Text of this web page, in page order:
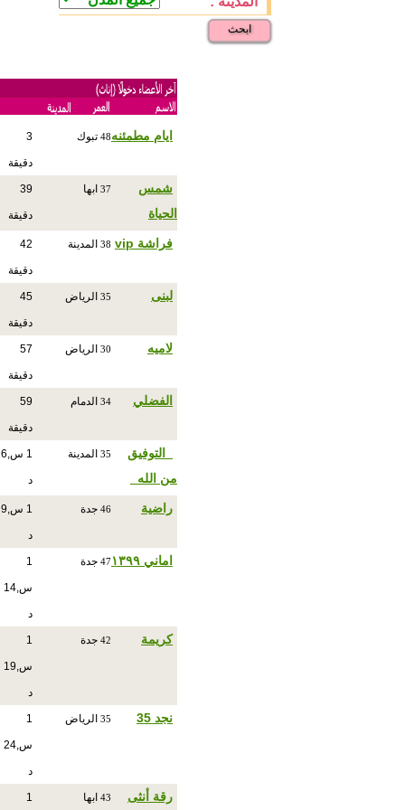
ابحث
ايام مطمئنه48 تبوك 3
دقيقة
شمس
الحياة
37 ابها 39
دقيقة
فراشة vip 38 المدينة 42
دقيقة
لبنى 35 الرياض 45
دقيقة
لاميه 30 الرياض 57
دقيقة
الفضلي 34 الدمام 59
دقيقة
_التوفيق
من الله_
35 المدينة 1 س,6
د
راضية 46 جدة 1 س,9
د
اماني ١٣٩٩ 47 جدة 1
س,14
د
كريمة 42 جدة 1
س,19
د
نجد 35 35 الرياض 1
س,24
د
رقة أنثى 43 ابها 1